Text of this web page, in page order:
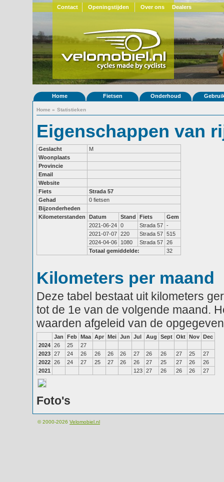
Contact Openingstijden Over ons Dealers
Home Fietsen Onderhoud
Home » Statistieken
Eigenschappen van
Geslacht
M
Woonplaats
Provincie
Email
Website
Fiets
Strada 57
Gehad
0 fietsen
Bijzonderheden
Kilometerstanden
Datum Stand Fiets
Gem
2021-06-24 0 Strada 57 -
2021-07-07 220 Strada 57 515
2024-04-06
1080 Strada 57 26
Totaal gemiddelde:
32
Kilometers per maand
Deze tabel bestaat uit kilometers
tot de 1e van de volgende maand.
waarden afgeleid van de
Jan Feb Maa Apr Mei Jun Jul Aug Sept Okt Nov Dec
2024 26 25
27
2023 27 24 26 26 26 26 27 26 26 27 25
27
2022 26 24 27 25 27 26 26 27 25 27 26
26
2021
123 27 26 26 26 27
Foto's
© 2000-2026 Velomobiel.nl